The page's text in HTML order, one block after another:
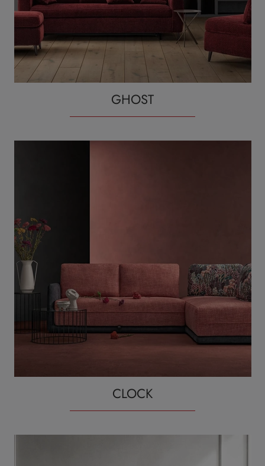
GHOST
CLOCK